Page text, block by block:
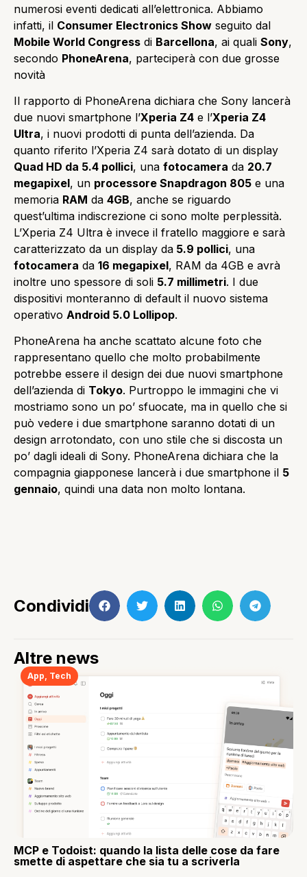
numerosi eventi dedicati all’elettronica. Abbiamo
infatti, il Consumer Electronics Show seguito dal
Mobile World Congress di Barcellona, ai quali Sony,
secondo PhoneArena, parteciperà con due grosse
novità
Il rapporto di PhoneArena dichiara che Sony lancerà
due nuovi smartphone l’Xperia Z4 e l’Xperia Z4
Ultra, i nuovi prodotti di punta dell’azienda. Da
quanto riferito l’Xperia Z4 sarà dotato di un display
Quad HD da 5.4 pollici, una fotocamera da 20.7
megapixel, un processore Snapdragon 805 e una
memoria RAM da 4GB, anche se riguardo
quest’ultima indiscrezione ci sono molte perplessità.
L’Xperia Z4 Ultra è invece il fratello maggiore e sarà
caratterizzato da un display da 5.9 pollici, una
fotocamera da 16 megapixel, RAM da 4GB e avrà
inoltre uno spessore di soli 5.7 millimetri. I due
dispositivi monteranno di default il nuovo sistema
operativo Android 5.0 Lollipop.
PhoneArena ha anche scattato alcune foto che
rappresentano quello che molto probabilmente
potrebbe essere il design dei due nuovi smartphone
dell’azienda di Tokyo. Purtroppo le immagini che vi
mostriamo sono un po’ sfuocate, ma in quello che si
può vedere i due smartphone saranno dotati di un
design arrotondato, con uno stile che si discosta un
po’ dagli ideali di Sony. PhoneArena dichiara che la
compagnia giapponese lancerà i due smartphone il 5
gennaio, quindi una data non molto lontana.
Condividi
Altre news
App, Tech
MCP e Todoist: quando la lista delle cose da fare
smette di aspettare che sia tu a scriverla